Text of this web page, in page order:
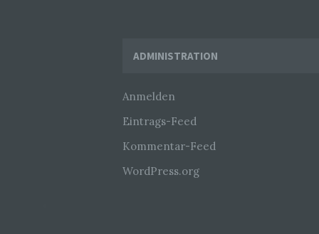
Widgets
ADMINISTRATION
Anmelden
Eintrags-Feed
Kommentar-Feed
WordPress.org